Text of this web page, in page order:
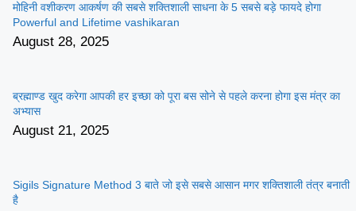
मोहिनी वशीकरण आकर्षण की सबसे शक्तिशाली साधना के 5 सबसे बड़े फायदे होगा
Powerful and Lifetime vashikaran
August 28, 2025
ब्रह्माण्ड खुद करेगा आपकी हर इच्छा को पूरा बस सोने से पहले करना होगा इस मंत्र का
अभ्यास
August 21, 2025
Sigils Signature Method 3 बाते जो इसे सबसे आसान मगर शक्तिशाली तंत्र बनाती
है